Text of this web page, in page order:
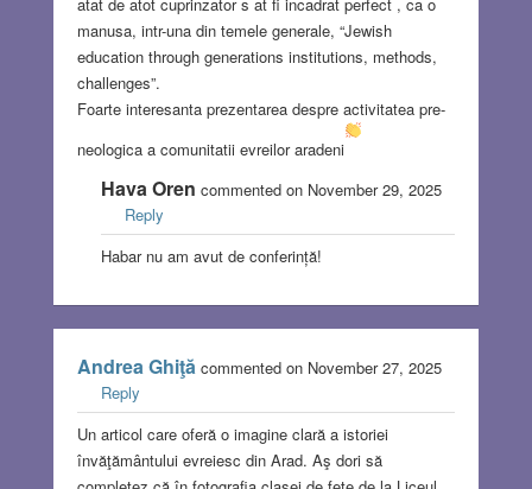
atat de atot cuprinzator s at fi incadrat perfect , ca o
manusa, intr-una din temele generale, “Jewish
education through generations institutions, methods,
challenges”.
Foarte interesanta prezentarea despre activitatea pre-
neologica a comunitatii evreilor aradeni
Hava Oren commented on November 29, 2025
Reply
Habar nu am avut de conferință!
Andrea Ghiţăcommented on November 27, 2025
Reply
Un articol care oferă o imagine clară a istoriei
învăţământului evreiesc din Arad. Aş dori să